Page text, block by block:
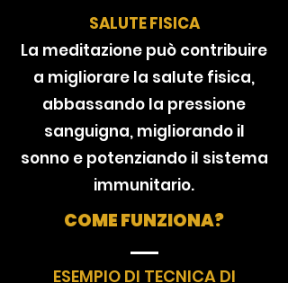
SALUTE FISICA
La meditazione può contribuire
a migliorare la salute fisica,
abbassando la pressione
sanguigna, migliorando il
sonno e potenziando il sistema
immunitario.
COME FUNZIONA?
ESEMPIO DI TECNICA DI